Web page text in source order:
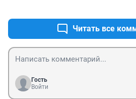
"Когда тебе бывает скучно,
Ты что творишь, сказать прошу.
В ответ бедняга равнодушно:
"Я?.. Я *** себе чешу. "
Читать все
Гость
Войти